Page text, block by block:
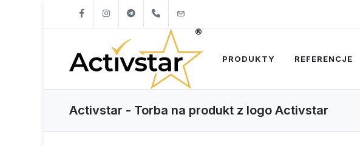
+421904262747
PRODUKTY REFERENCJE
Activstar - Torba na produkt z logo Activstar